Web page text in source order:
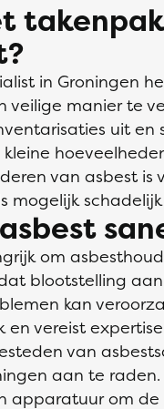
in Groningen
veilige manier te
uit
kleine
van asbest
mogelijk
om
blootstelling
kan
vereist
van
aan te
apparatuur om